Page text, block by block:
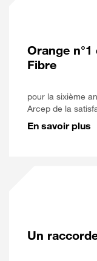
Orange
Fibre
pour la sixième
Arcep de la
En savoir plus
Un